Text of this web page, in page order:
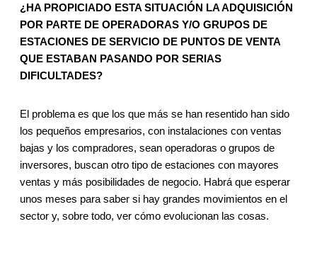
¿HA PROPICIADO ESTA SITUACIÓN LA ADQUISICIÓN
POR PARTE DE OPERADORAS Y/O GRUPOS DE
ESTACIONES DE SERVICIO DE PUNTOS DE VENTA
QUE ESTABAN PASANDO POR SERIAS
DIFICULTADES?
El problema es que los que más se han resentido han sido
los pequeños empresarios, con instalaciones con ventas
bajas y los compradores, sean operadoras o grupos de
inversores, buscan otro tipo de estaciones con mayores
ventas y más posibilidades de negocio. Habrá que esperar
unos meses para saber si hay grandes movimientos en el
sector y, sobre todo, ver cómo evolucionan las cosas.